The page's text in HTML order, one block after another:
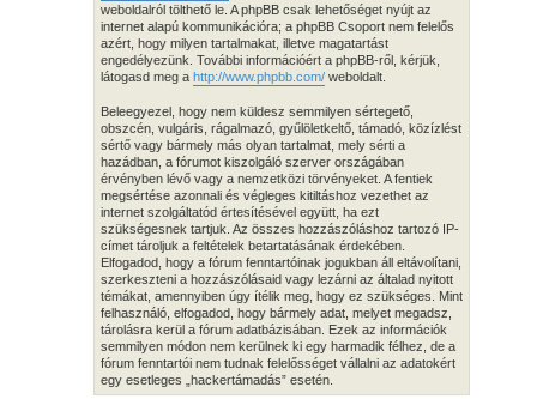
weboldalról tölthető le. A phpBB csak lehetőséget nyújt az
internet alapú kommunikációra; a phpBB Csoport nem felelős
azért, hogy milyen tartalmakat, illetve magatartást
engedélyezünk. További információért a phpBB-ről, kérjük,
látogasd meg a http://www.phpbb.com/ weboldalt.
Beleegyezel, hogy nem küldesz semmilyen sértegető,
obszcén, vulgáris, rágalmazó, gyűlöletkeltő, támadó, közízlést
sértő vagy bármely más olyan tartalmat, mely sérti a
hazádban, a fórumot kiszolgáló szerver országában
érvényben lévő vagy a nemzetközi törvényeket. A fentiek
megsértése azonnali és végleges kitiltáshoz vezethet az
internet szolgáltatód értesítésével együtt, ha ezt
szükségesnek tartjuk. Az összes hozzászóláshoz tartozó IP-
címet tároljuk a feltételek betartatásának érdekében.
Elfogadod, hogy a fórum fenntartóinak jogukban áll eltávolítani,
szerkeszteni a hozzászólásaid vagy lezárni az általad nyitott
témákat, amennyiben úgy ítélik meg, hogy ez szükséges. Mint
felhasználó, elfogadod, hogy bármely adat, melyet megadsz,
tárolásra kerül a fórum adatbázisában. Ezek az információk
semmilyen módon nem kerülnek ki egy harmadik félhez, de a
fórum fenntartói nem tudnak felelősséget vállalni az adatokért
egy esetleges „hackertámadás” esetén.